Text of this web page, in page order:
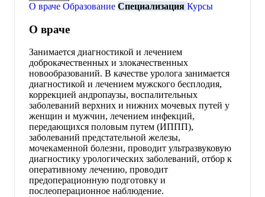
О враче Образование Специализация Курсы
О враче
Занимается диагностикой и лечением
доброкачественных и злокачественных
новообразований. В качестве уролога занимается
диагностикой и лечением мужского бесплодия,
коррекцией андропаузы, воспалительных
заболеваний верхних и нижних мочевых путей у
женщин и мужчин, лечением инфекций,
передающихся половым путем (ИППП),
заболеваний предстательной железы,
мочекаменной болезни, проводит ультразвуковую
диагностику урологических заболеваний, отбор к
оперативному лечению, проводит
предоперационную подготовку и
послеоперационное наблюдение.